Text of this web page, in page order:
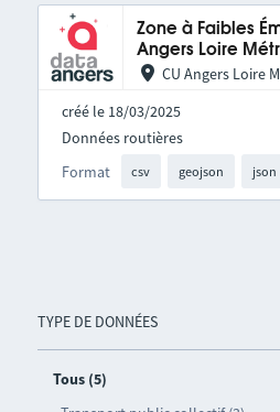
TYPE DE DONNÉES
Tous (5)
Zone à Faibles
Angers Loire
CU Angers Loire
créé le 18/03/2025
Format csv geojson json
Données routières